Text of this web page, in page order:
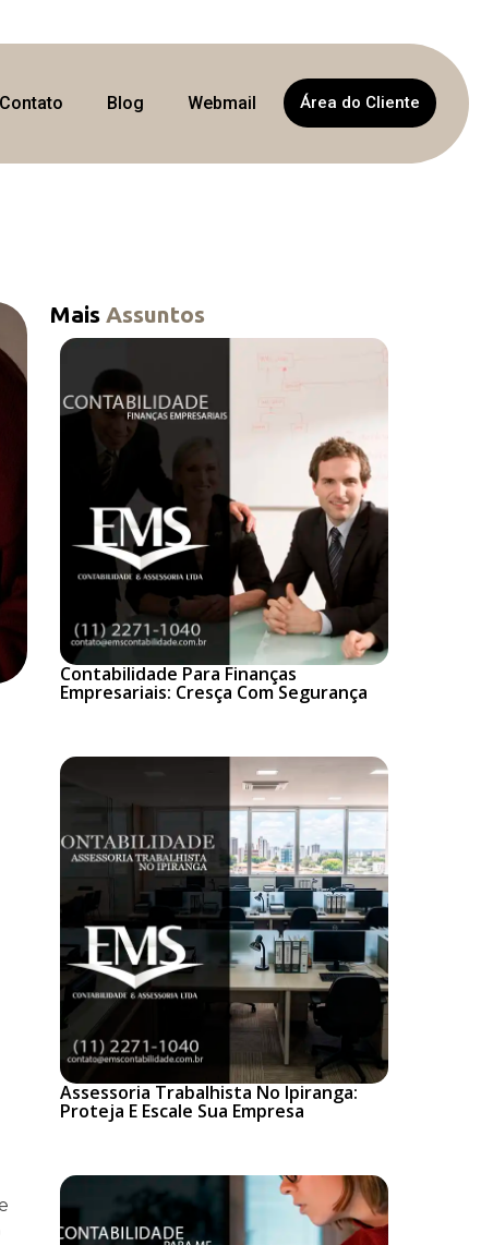
Contato Blog Webmail Área do Cliente
MaisAssuntos
Contabilidade Para Finanças
Empresariais: Cresça Com Segurança
Assessoria Trabalhista No Ipiranga:
Proteja E Escale Sua Empresa